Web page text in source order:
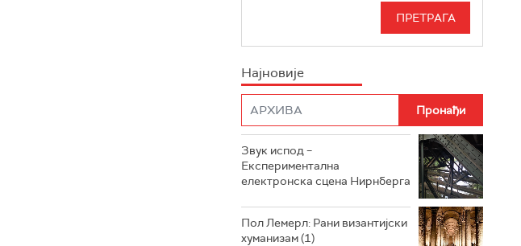
РАДИО БЕОГРАД 3
РАДИО РОКЕНРОЛЕР
РАДИО ЏУБОКС
РАДИО ВРТЕШКА
РАДИО ЏЕЗЕР
ИНФО
Најновије
Звук испод –
Експериментална
електронска сцена Нирнберга
Пол Лемерл: Рани византијски
хуманизам (1)